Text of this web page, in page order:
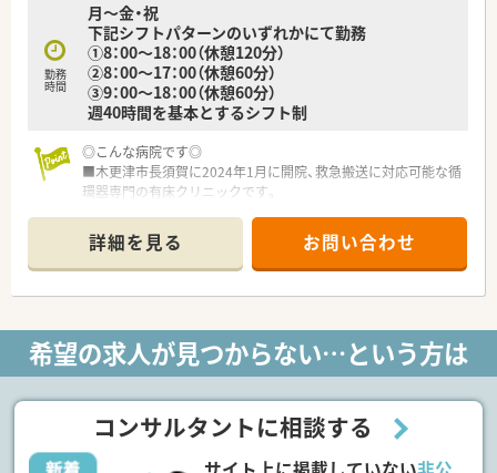
勤務
時間
月～金・祝
下記シフトパターンのいずれかにて勤務
➀8：00～18：00（休憩120分）
➁8：00～17：00（休憩60分）
➂9：00～18：00（休憩60分）
週40時間を基本とするシフト制
◎こんな病院です◎
■木更津市長須賀に2024年1月に開院、救急搬送に対応可能な循
環器専門の有床クリニックです。
す。
■必要な患者様には、カテーテルによる血管造影検査・治療を短
期入院にて行っております。
■患者様一人一人に対するきめ細かい対応を行ない、地域の皆様
詳細を見る お問い合わせ
希望の求人が見つからない…という方は
コンサルタントに相談する